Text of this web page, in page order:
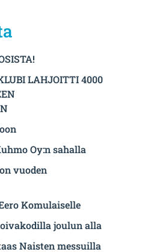
LAHJOITTI 4000
Oy:n sahalla
vuoden
Komulaiselle
joulun alla
Naisten messuilla